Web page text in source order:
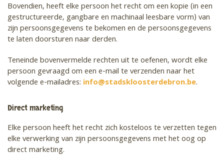
Bovendien, heeft elke persoon het recht om een kopie (in een
gestructureerde, gangbare en machinaal leesbare vorm) van
zijn persoonsgegevens te bekomen en de persoonsgegevens
te laten doorsturen naar derden.
Teneinde bovenvermelde rechten uit te oefenen, wordt elke
persoon gevraagd om een e-mail te verzenden naar het
volgende e-mailadres: info@stadskloosterdebron.be.
Direct marketing
Elke persoon heeft het recht zich kosteloos te verzetten tegen
elke verwerking van zijn persoonsgegevens met het oog op
direct marketing.